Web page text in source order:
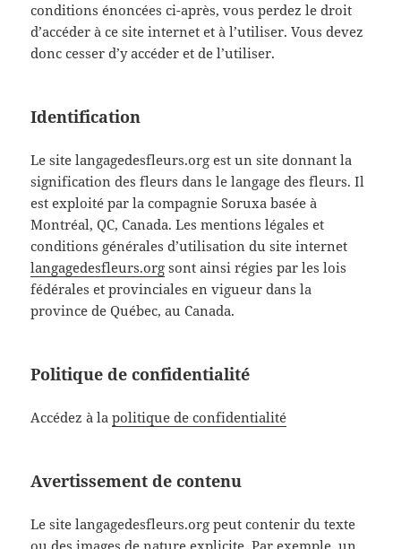
conditions énoncées ci-après, vous perdez le droit
d’accéder à ce site internet et à l’utiliser. Vous devez
donc cesser d’y accéder et de l’utiliser.
Identification
Le site langagedesfleurs.org est un site donnant la
signification des fleurs dans le langage des fleurs. Il
est exploité par la compagnie Soruxa basée à
Montréal, QC, Canada. Les mentions légales et
conditions générales d’utilisation du site internet
langagedesfleurs.org sont ainsi régies par les lois
fédérales et provinciales en vigueur dans la
province de Québec, au Canada.
Politique de confidentialité
Accédez à lapolitique de confidentialité
Avertissement de contenu
Le site langagedesfleurs.org peut contenir du texte